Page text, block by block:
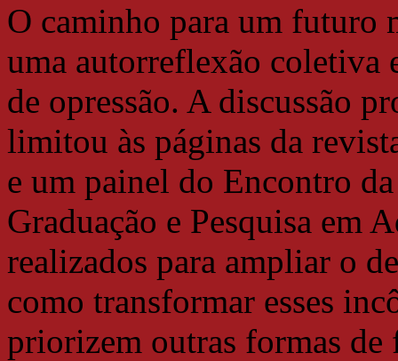
O caminho para um futuro
uma autorreflexão coletiva
de opressão. A discussão
limitou às páginas da
e um painel do Encontro
Graduação e Pesquisa em
realizados para ampliar o
como transformar esses
priorizem outras formas de